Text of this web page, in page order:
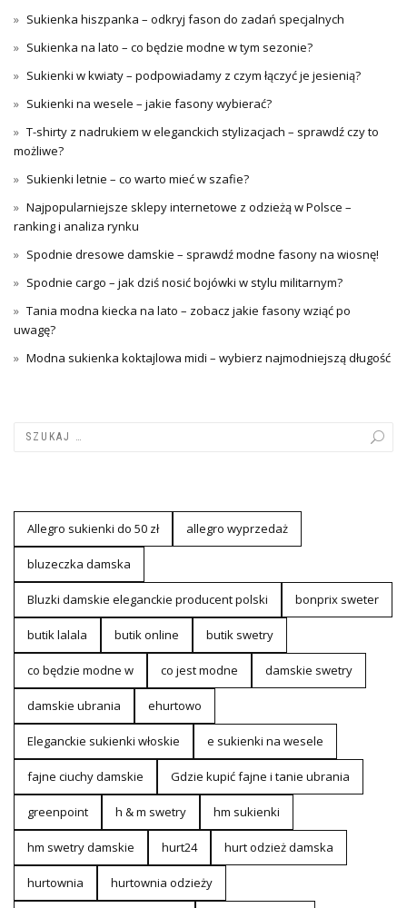
Sukienka hiszpanka – odkryj fason do zadań specjalnych
Sukienka na lato – co będzie modne w tym sezonie?
Sukienki w kwiaty – podpowiadamy z czym łączyć je jesienią?
Sukienki na wesele – jakie fasony wybierać?
T-shirty z nadrukiem w eleganckich stylizacjach – sprawdź czy to
możliwe?
Sukienki letnie – co warto mieć w szafie?
Najpopularniejsze sklepy internetowe z odzieżą w Polsce –
ranking i analiza rynku
Spodnie dresowe damskie – sprawdź modne fasony na wiosnę!
Spodnie cargo – jak dziś nosić bojówki w stylu militarnym?
Tania modna kiecka na lato – zobacz jakie fasony wziąć po
uwagę?
Modna sukienka koktajlowa midi – wybierz najmodniejszą długość
Allegro sukienki do 50 zł allegro wyprzedaż
bluzeczka damska
Bluzki damskie eleganckie producent polski bonprix sweter
butik lalala butik online butik swetry
co będzie modne w co jest modne damskie swetry
damskie ubrania ehurtowo
Eleganckie sukienki włoskie e sukienki na wesele
fajne ciuchy damskie Gdzie kupić fajne i tanie ubrania
greenpoint h & m swetry hm sukienki
hm swetry damskie hurt24 hurt odzież damska
hurtownia hurtownia odzieży